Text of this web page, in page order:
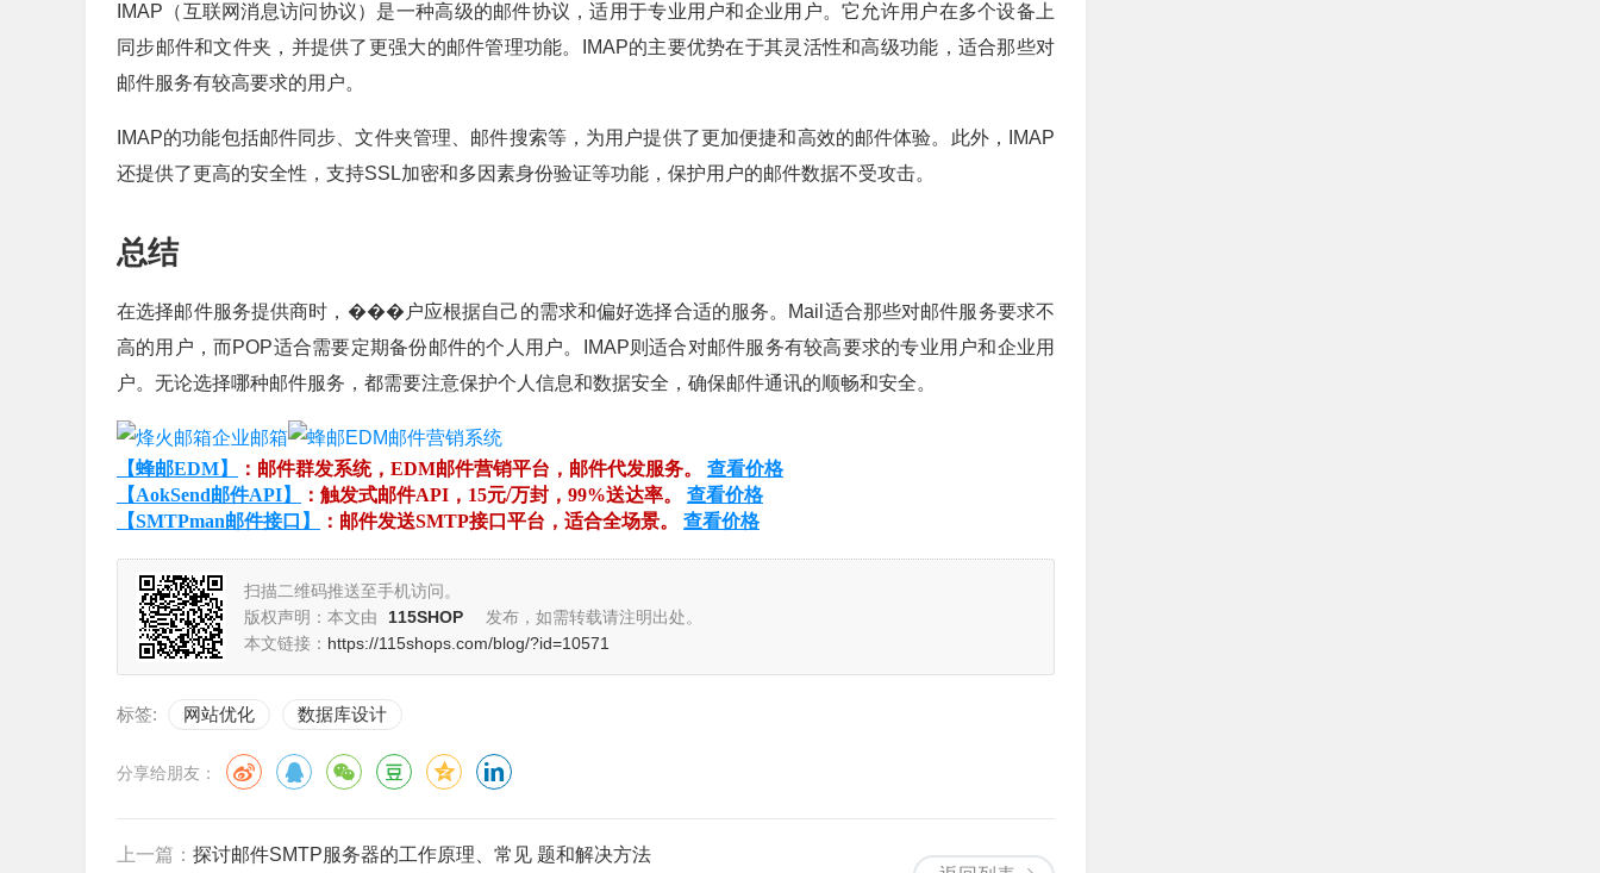
IMAP（互联网消息访问协议）是一种高级的邮件协议，适用于专业用户和企业用户。它允许用户在多个设备上
同步邮件和文件夹，并提供了更强大的邮件管理功能。IMAP的主要优势在于其灵活性和高级功能，适合那些对
邮件服务有较高要求的用户。
IMAP的功能包括邮件同步、文件夹管理、邮件搜索等，为用户提供了更加便捷和高效的邮件体验。此外，IMAP
还提供了更高的安全性，支持SSL加密和多因素身份验证等功能，保护用户的邮件数据不受攻击。
总结
在选择邮件服务提供商时，���户应根据自己的需求和偏好选择合适的服务。Mail适合那些对邮件服务要求不
高的用户，而POP适合需要定期备份邮件的个人用户。IMAP则适合对邮件服务有较高要求的专业用户和企业用
户。无论选择哪种邮件服务，都需要注意保护个人信息和数据安全，确保邮件通讯的顺畅和安全。
【蜂邮EDM】 ：邮件群发系统，EDM邮件营销平台，邮件代发服务。 查看价格
【AokSend邮件API】
：触发式邮件API，15元/万封，99%送达率。 查看价格
【SMTPman邮件接口】
：邮件发送SMTP接口平台，适合全场景。 查看价格
扫描二维码推送至手机访问。
版权声明：本文由
115SHOP
发布，如需转载请注明出处。
本文链接： https://115shops.com/blog/?id=10571
标签: 网站优化 数据库设计
分享给朋友：
上一篇： 探讨邮件SMTP服务器的工作原理、常见 题和解决方法